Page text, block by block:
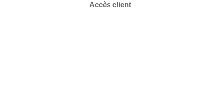
Accès client